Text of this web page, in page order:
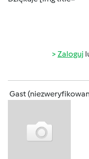
Zaloguj
Gast